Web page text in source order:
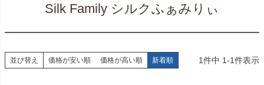
Silk Family シルクふぁみりぃ
並び替え 価格が安い順 価格が高い順 新着順 1件中 1-1件表示